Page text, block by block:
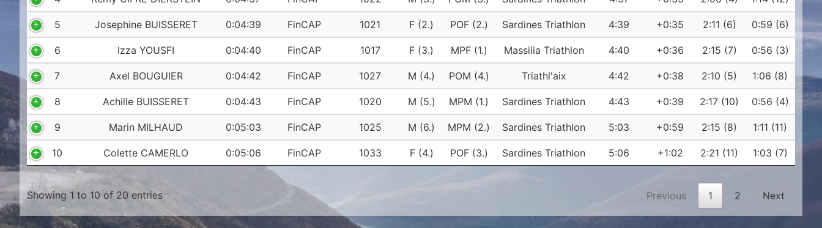
5 Josephine BUISSERET 0:04:39 FinCAP 1021 F (2.) POF (2.) Sardines Triathlon 4:39 +0:35 2:11 (6) 0:59 (6)
6 Izza YOUSFI 0:04:40 FinCAP 1017 F (3.) MPF (1.) Massilia Triathlon 4:40 +0:36 2:15 (7) 0:56 (3)
7 Axel BOUGUIER 0:04:42 FinCAP 1027 M (4.) POM (4.) Triathl'aix 4:42 +0:38 2:10 (5) 1:06 (8)
8 Achille BUISSERET 0:04:43 FinCAP 1020 M (5.) MPM (1.) Sardines Triathlon 4:43 +0:39 2:17 (10) 0:56 (4)
9 Marin MILHAUD 0:05:03 FinCAP 1025 M (6.) MPM (2.) Sardines Triathlon 5:03 +0:59 2:15 (8) 1:11 (11)
10 Colette CAMERLO 0:05:06 FinCAP 1033 F (4.) POF (3.) Sardines Triathlon 5:06 +1:02 2:21 (11) 1:03 (7)
Showing 1 to 10 of 20 entries Previous 1 2 Next